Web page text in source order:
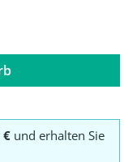
€ und erhalten Sie